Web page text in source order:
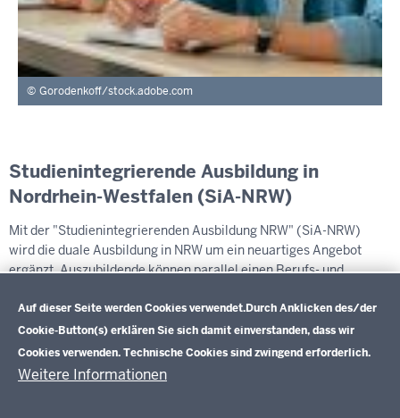
Auf dieser Seite werden Cookies verwendet.Durch Anklicken des/der
Cookie-Button(s) erklären Sie sich damit einverstanden, dass wir
Cookies verwenden. Technische Cookies sind zwingend erforderlich.
Weitere Informationen
Gorodenkoff/stock.adobe.com
Studienintegrierende Ausbildung in
Nordrhein-Westfalen (SiA-NRW)
Mit der "Studienintegrierenden Ausbildung NRW" (SiA-NRW)
wird die duale Ausbildung in NRW um ein neuartiges Angebot
ergänzt. Auszubildende können parallel einen Berufs- und
hochqualifizierten Fachkräftenachwuchs.
Im Überblick